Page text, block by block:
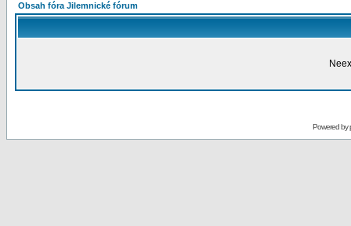
Obsah fóra Jilemnické fórum
Powered by